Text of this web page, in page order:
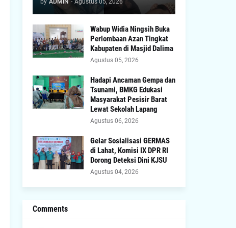
by ADMIN - Agustus 05, 2026
Wabup Widia Ningsih Buka
Perlombaan Azan Tingkat
Kabupaten di Masjid Dalima
Agustus 05, 2026
Hadapi Ancaman Gempa dan
Tsunami, BMKG Edukasi
Masyarakat Pesisir Barat
Lewat Sekolah Lapang
Agustus 06, 2026
Gelar Sosialisasi GERMAS
di Lahat, Komisi IX DPR RI
Dorong Deteksi Dini KJSU
Agustus 04, 2026
Comments